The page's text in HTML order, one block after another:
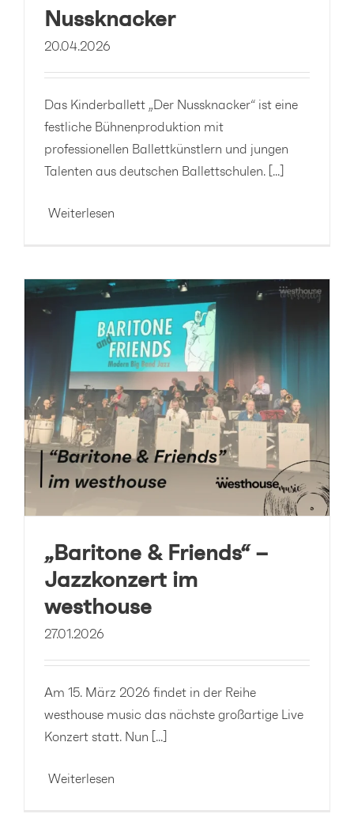
Nussknacker
20.04.2026
Das Kinderballett „Der Nussknacker“ ist eine
festliche Bühnenproduktion mit
professionellen Ballettkünstlern und jungen
Talenten aus deutschen Ballettschulen. [...]
Weiterlesen
„Baritone & Friends“ –
Jazzkonzert im
westhouse
27.01.2026
Am 15. März 2026 findet in der Reihe
westhouse music das nächste großartige Live
Konzert statt. Nun [...]
Weiterlesen